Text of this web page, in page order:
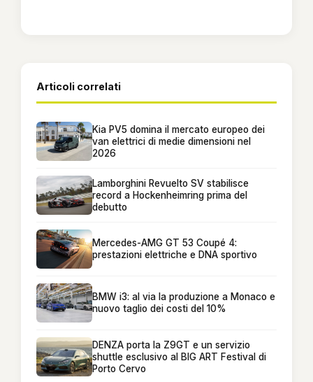
Articoli correlati
Kia PV5 domina il mercato europeo dei
van elettrici di medie dimensioni nel
2026
Lamborghini Revuelto SV stabilisce
record a Hockenheimring prima del
debutto
Mercedes-AMG GT 53 Coupé 4:
prestazioni elettriche e DNA sportivo
BMW i3: al via la produzione a Monaco e
nuovo taglio dei costi del 10%
DENZA porta la Z9GT e un servizio
shuttle esclusivo al BIG ART Festival di
Porto Cervo